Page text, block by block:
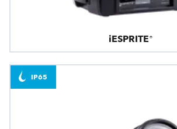
iESPRITE®
IP65